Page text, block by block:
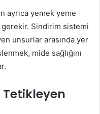
ayrıca yemek yeme
Sindirim sistemi
unsurlar arasında yer
mide sağlığını